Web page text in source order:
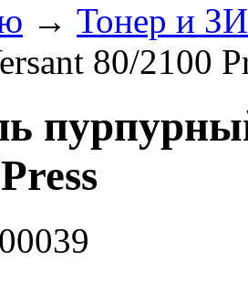
→ Тонер и
80/2100